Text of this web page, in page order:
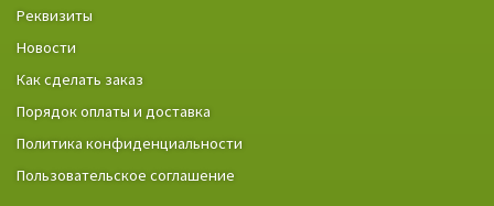
Реквизиты
Новости
Как сделать заказ
Порядок оплаты и доставка
Политика конфиденциальности
Пользовательское соглашение